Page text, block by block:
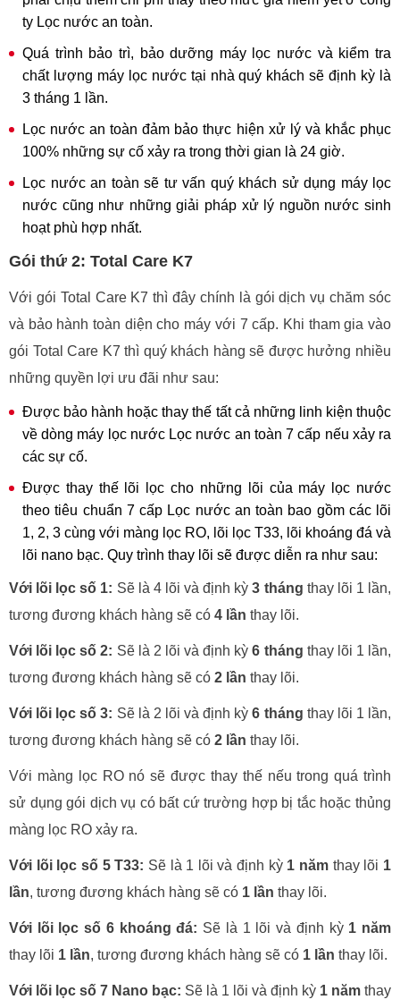
ty Lọc nước an toàn.
Quá trình bảo trì, bảo dưỡng máy lọc nước và kiểm tra
chất lượng máy lọc nước tại nhà quý khách sẽ định kỳ là
3 tháng 1 lần.
Lọc nước an toàn đảm bảo thực hiện xử lý và khắc phục
100% những sự cố xảy ra trong thời gian là 24 giờ.
Lọc nước an toàn sẽ tư vấn quý khách sử dụng máy lọc
nước cũng như những giải pháp xử lý nguồn nước sinh
hoạt phù hợp nhất.
Gói thứ 2: Total Care K7
Với gói Total Care K7 thì đây chính là gói dịch vụ chăm sóc
và bảo hành toàn diện cho máy với 7 cấp. Khi tham gia vào
gói Total Care K7 thì quý khách hàng sẽ được hưởng nhiều
những quyền lợi ưu đãi như sau:
Được bảo hành hoặc thay thế tất cả những linh kiện thuộc
về dòng máy lọc nước Lọc nước an toàn 7 cấp nếu xảy ra
các sự cố.
Được thay thế lõi lọc cho những lõi của máy lọc nước
theo tiêu chuẩn 7 cấp Lọc nước an toàn bao gồm các lõi
1, 2, 3 cùng với màng lọc RO, lõi lọc T33, lõi khoáng đá và
lõi nano bạc. Quy trình thay lõi sẽ được diễn ra như sau:
Với lõi lọc số 1: Sẽ là 4 lõi và định kỳ3 tháng thay lõi 1 lần,
tương đương khách hàng sẽ có 4 lần thay lõi.
Với lõi lọc số 2: Sẽ là 2 lõi và định kỳ6 tháng thay lõi 1 lần,
tương đương khách hàng sẽ có 2 lần thay lõi.
Với lõi lọc số 3: Sẽ là 2 lõi và định kỳ6 tháng thay lõi 1 lần,
tương đương khách hàng sẽ có 2 lần thay lõi.
Với màng lọc RO nó sẽ được thay thế nếu trong quá trình
sử dụng gói dịch vụ có bất cứ trường hợp bị tắc hoặc thủng
màng lọc RO xảy ra.
Với lõi lọc số 5 T33: Sẽ là 1 lõi và định kỳ 1 năm thay lõi 1
lần, tương đương khách hàng sẽ có 1 lần thay lõi.
Với lõi lọc số 6 khoáng đá: Sẽ là 1 lõi và định kỳ 1 năm
thay lõi 1 lần, tương đương khách hàng sẽ có 1 lần thay lõi.
Với lõi lọc số 7 Nano bạc: Sẽ là 1 lõi và định kỳ 1 năm thay